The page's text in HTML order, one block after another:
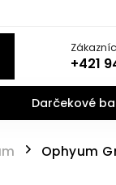
+421
Darčekové
/ Ophyum